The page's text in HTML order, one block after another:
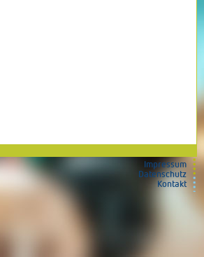
Impressum
Datenschutz
Kontakt